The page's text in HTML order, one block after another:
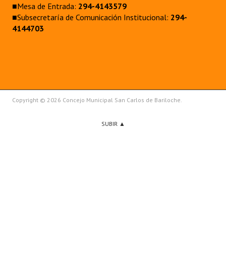
■Mesa de Entrada: 294-4143579
■Subsecretaría de Comunicación Institucional: 294-
4144703
Copyright © 2026 Concejo Municipal San Carlos de Bariloche.
SUBIR ▲